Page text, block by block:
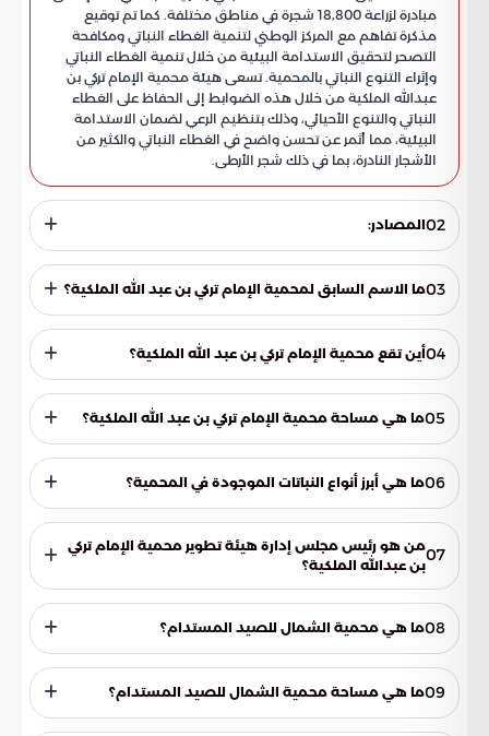
مبادرة لزراعة 18,800 شجرة في مناطق مختلفة. كما تم توقيع
مذكرة تفاهم مع المركز الوطني لتنمية الغطاء النباتي ومكافحة
التصحر لتحقيق الاستدامة البيئية من خلال تنمية الغطاء النباتي
وإثراء التنوع النباتي بالمحمية. تسعى هيئة محمية الإمام تركي بن
عبدالله الملكية من خلال هذه الضوابط إلى الحفاظ على الغطاء
النباتي والتنوع الأحيائي، وذلك بتنظيم الرعي لضمان الاستدامة
البيئية، مما أثمر عن تحسن واضح في الغطاء النباتي والكثير من
الأشجار النادرة، بما في ذلك شجر الأرطى.
02المصادر:
03ما الاسم السابق لمحمية الإمام تركي بن عبد الله الملكية؟
04أين تقع محمية الإمام تركي بن عبد الله الملكية؟
05ما هي مساحة محمية الإمام تركي بن عبد الله الملكية؟
06ما هي أبرز أنواع النباتات الموجودة في المحمية؟
والرمث.
07من هو رئيس مجلس إدارة هيئة تطوير محمية الإمام تركي
بن عبدالله الملكية؟
08ما هي محمية الشمال للصيد المستدام؟
تنظيم نشاط الصيد بأعداد محددة دون الإضرار بالحياة الفطرية.09ما هي مساحة محمية الشمال للصيد المستدام؟